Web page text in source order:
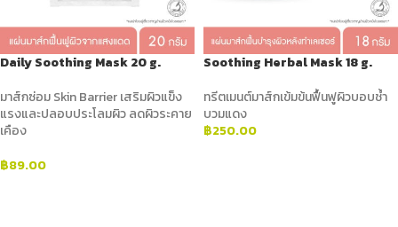
Daily Soothing Mask 20 g.
มาส์กซ่อม Skin Barrier เสริมผิวแข็ง
แรงและปลอบประโลมผิว ลดผิวระคาย
เคือง
฿89.00
Soothing Herbal Mask 18 g.
ทรีตเมนต์มาส์กเข้มข้นฟื้นฟูผิวบอบช้ำ
บวมแดง
฿250.00